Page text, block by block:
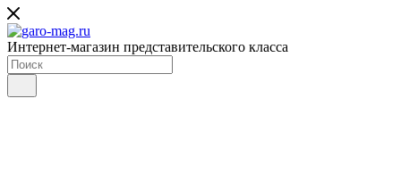
Интернет-магазин представительского класса